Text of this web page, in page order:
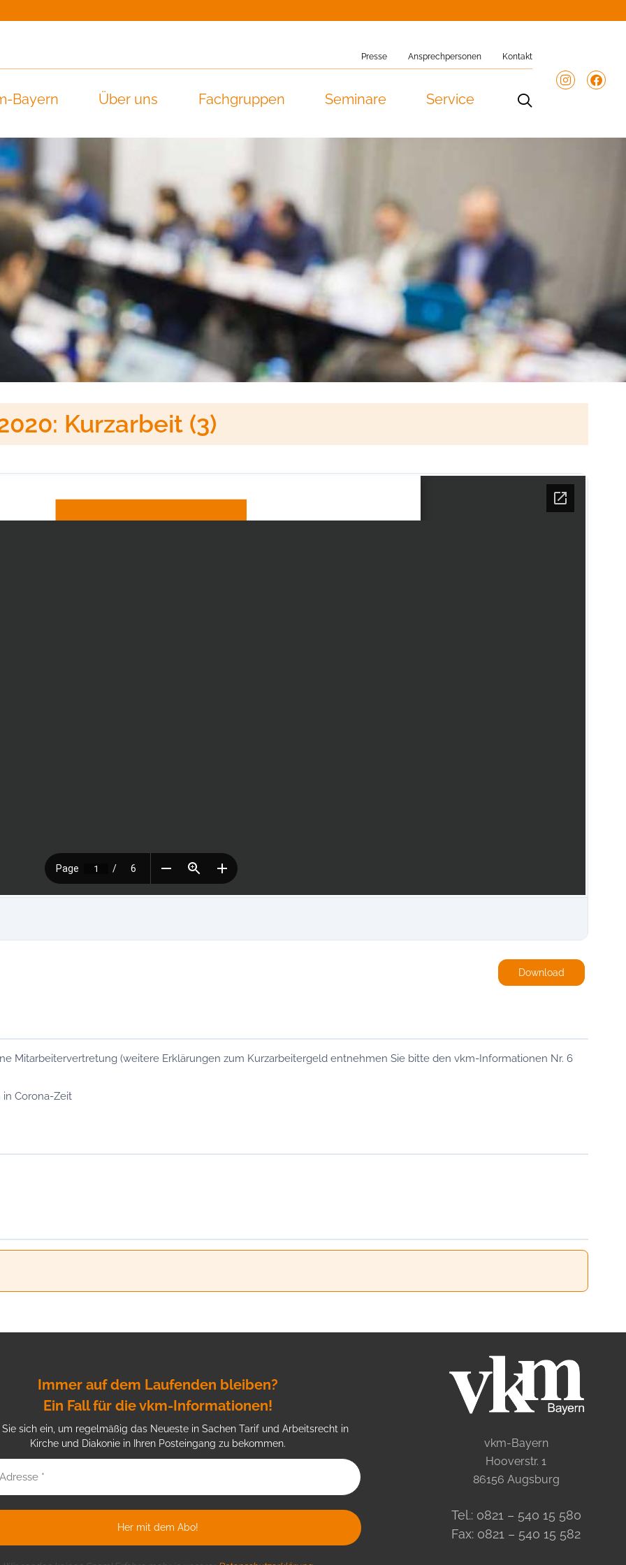
Presse Ansprechpersonen Kontakt
Bayern Über uns Fachgruppen Seminare Service
Kurzarbeit (3)
Download
Mitarbeitervertretung (weitere Erklärungen zum Kurzarbeitergeld entnehmen Sie bitte den vkm-Informationen Nr. 6
Corona-Zeit
Immer auf dem Laufenden bleiben?
Ein Fall für die vkm-Informationen!
Sie sich ein, um regelmäßig das Neueste in Sachen Tarif und Arbeitsrecht in
Kirche und Diakonie in Ihren Posteingang zu bekommen.
vkm-Bayern
Hooverstr. 1
86156 Augsburg
Tel.: 0821 – 540 15 580
Fax: 0821 – 540 15 582